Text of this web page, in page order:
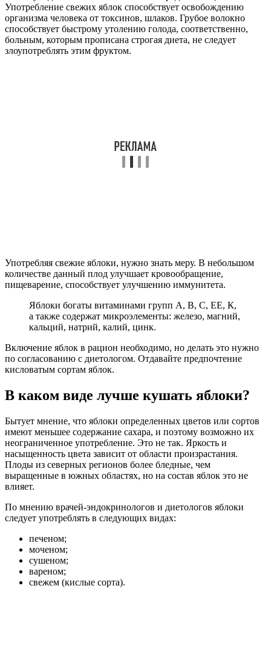
Употребление свежих яблок способствует освобождению
организма человека от токсинов, шлаков. Грубое волокно
способствует быстрому утолению голода, соответственно,
больным, которым прописана строгая диета, не следует
злоупотреблять этим фруктом.
Употребляя свежие яблоки, нужно знать меру. В небольшом
количестве данный плод улучшает кровообращение,
пищеварение, способствует улучшению иммунитета.
Яблоки богаты витаминами групп A, В, С, ЕЕ, К,
а также содержат микроэлементы: железо, магний,
кальций, натрий, калий, цинк.
Включение яблок в рацион необходимо, но делать это нужно
по согласованию с диетологом. Отдавайте предпочтение
кисловатым сортам яблок.
В каком виде лучше кушать яблоки?
Бытует мнение, что яблоки определенных цветов или сортов
имеют меньшее содержание сахара, и поэтому возможно их
неограниченное употребление. Это не так. Яркость и
насыщенность цвета зависит от области произрастания.
Плоды из северных регионов более бледные, чем
выращенные в южных областях, но на состав яблок это не
влияет.
По мнению врачей-эндокринологов и диетологов яблоки
следует употреблять в следующих видах:
печеном;
моченом;
сушеном;
вареном;
свежем (кислые сорта).